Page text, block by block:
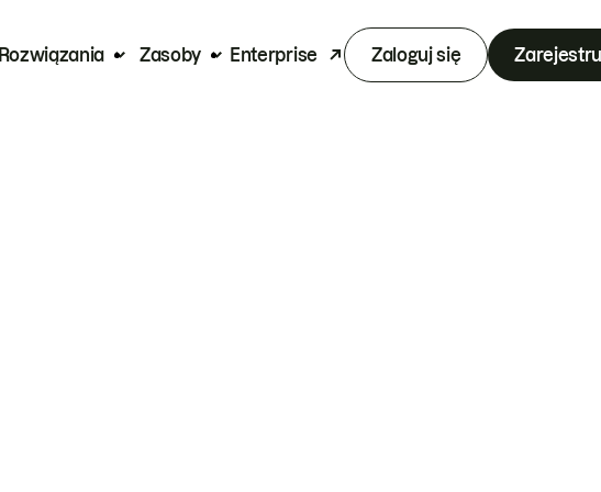
Rozwiązania Zasoby Enterprise Zaloguj się